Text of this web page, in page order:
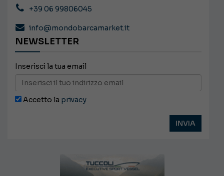
+39 06 99806045
info@mondobarcamarket.it
NEWSLETTER
Inserisci la tua email
Accetto la privacy